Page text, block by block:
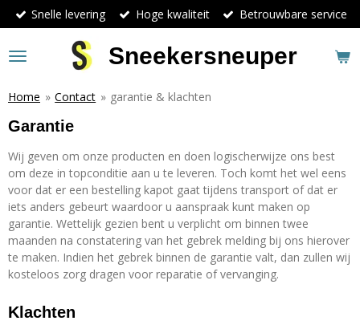
Ga
direct
naar
de
Sneekersneuper
Snelle levering Hoge kwaliteit Betrouwbare service
Home » Contact » garantie & klachten
Garantie
Wij geven om onze producten en doen logischerwijze ons best
om deze in topconditie aan u te leveren. Toch komt het wel eens
voor dat er een bestelling kapot gaat tijdens transport of dat er
iets anders gebeurt waardoor u aanspraak kunt maken op
garantie. Wettelijk gezien bent u verplicht om binnen twee
maanden na constatering van het gebrek melding bij ons hierover
te maken. Indien het gebrek binnen de garantie valt, dan zullen wij
kosteloos zorg dragen voor reparatie of vervanging.
Klachten